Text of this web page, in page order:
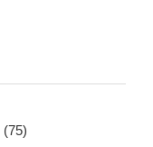
(75)